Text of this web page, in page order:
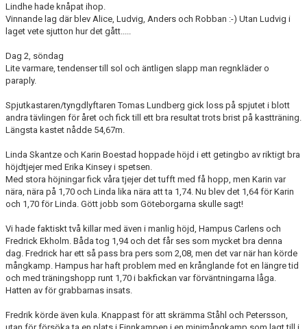
Lindhe hade knåpat ihop.
Vinnande lag där blev Alice, Ludvig, Anders och Robban :-) Utan Ludvig i
laget vete sjutton hur det gått.....
Dag 2, söndag
Lite varmare, tendenser till sol och äntligen slapp man regnkläder o
paraply.
Spjutkastaren/tyngdlyftaren Tomas Lundberg gick loss på spjutet i blott
andra tävlingen för året och fick till ett bra resultat trots brist på kastträning.
Längsta kastet nådde 54,67m.
Linda Skantze och Karin Boestad hoppade höjd i ett getingbo av riktigt bra
höjdtjejer med Erika Kinsey i spetsen.
Med stora höjningar fick våra tjejer det tufft med få hopp, men Karin var
nära, nära på 1,70 och Linda lika nära att ta 1,74. Nu blev det 1,64 för Karin
och 1,70 för Linda. Gött jobb som Göteborgarna skulle sagt!
Vi hade faktiskt två killar med även i manlig höjd, Hampus Carlens och
Fredrick Ekholm. Båda tog 1,94 och det får ses som mycket bra denna
dag. Fredrick har ett så pass bra pers som 2,08, men det var när han körde
mångkamp. Hampus har haft problem med en krånglande fot en längre tid
och med träningshopp runt 1,70 i bakfickan var förväntningarna låga.
Hatten av för grabbarnas insats.
Fredrik körde även kula. Knappast för att skrämma Ståhl och Petersson,